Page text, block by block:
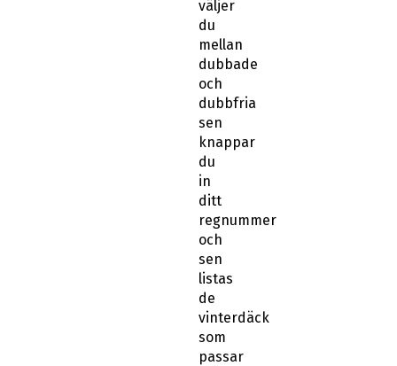
väljer
du
mellan
dubbade
och
dubbfria
sen
knappar
du
in
ditt
regnummer
och
sen
listas
de
vinterdäck
som
passar